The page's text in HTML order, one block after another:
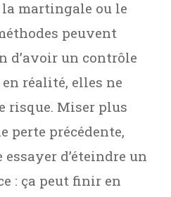
la martingale ou le
peuvent
d’avoir un contrôle
réalité, elles ne
risque. Miser plus
perte précédente,
essayer d’éteindre un
: ça peut finir en